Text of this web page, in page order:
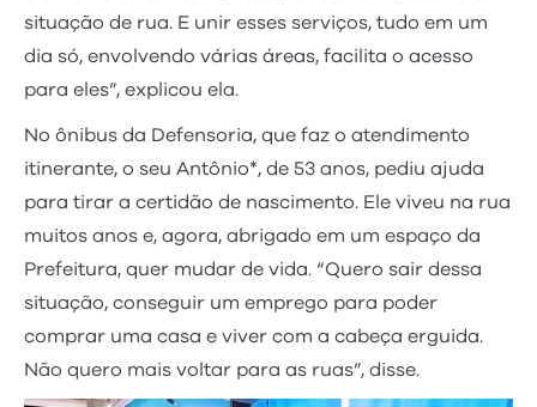
situação de rua. E unir esses serviços, tudo em um
dia só, envolvendo várias áreas, facilita o acesso
para eles”, explicou ela.
No ônibus da Defensoria, que faz o atendimento
itinerante, o seu Antônio*, de 53 anos, pediu ajuda
para tirar a certidão de nascimento. Ele viveu na rua
muitos anos e, agora, abrigado em um espaço da
Prefeitura, quer mudar de vida. “Quero sair dessa
situação, conseguir um emprego para poder
comprar uma casa e viver com a cabeça erguida.
Não quero mais voltar para as ruas”, disse.